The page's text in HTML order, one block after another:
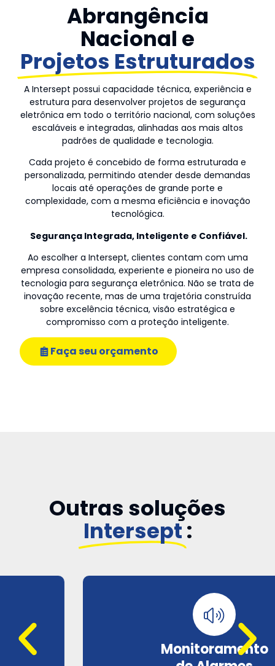
Abrangência
Nacional e
Projetos Estruturados
A Intersept possui capacidade técnica, experiência e
estrutura para desenvolver projetos de segurança
eletrônica em todo o território nacional, com soluções
escaláveis e integradas, alinhadas aos mais altos
padrões de qualidade e tecnologia.
Cada projeto é concebido de forma estruturada e
personalizada, permitindo atender desde demandas
locais até operações de grande porte e
complexidade, com a mesma eficiência e inovação
tecnológica.
Segurança Integrada, Inteligente e Confiável.
Ao escolher a Intersept, clientes contam com uma
empresa consolidada, experiente e pioneira no uso de
tecnologia para segurança eletrônica. Não se trata de
inovação recente, mas de uma trajetória construída
sobre excelência técnica, visão estratégica e
compromisso com a proteção inteligente.
Faça seu orçamento
Outras soluções
Intersept:
Monitoramento